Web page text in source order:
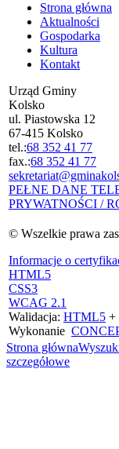
Strona główna
Aktualności
Gospodarka
Kultura
Kontakt
Urząd Gminy
Kolsko
ul. Piastowska 12
67-415 Kolsko
tel.:68 352 41 77
fax.:68 352 41 77
PEŁNE DANE
PRYWATNOŚCI /
© Wszelkie prawa
Informacje o
HTML5
CSS3
WCAG 2.1
Walidacja: HTML5 +
Wykonanie
Strona główna
szczegółowe